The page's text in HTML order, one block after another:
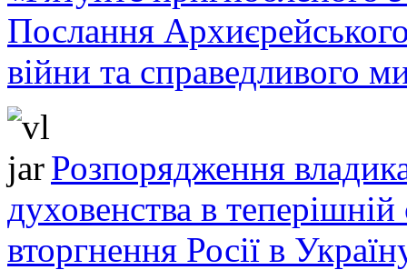
Послання
війни та справедливого
Розпорядження
духовенства в теперішній
вторгнення Росії в